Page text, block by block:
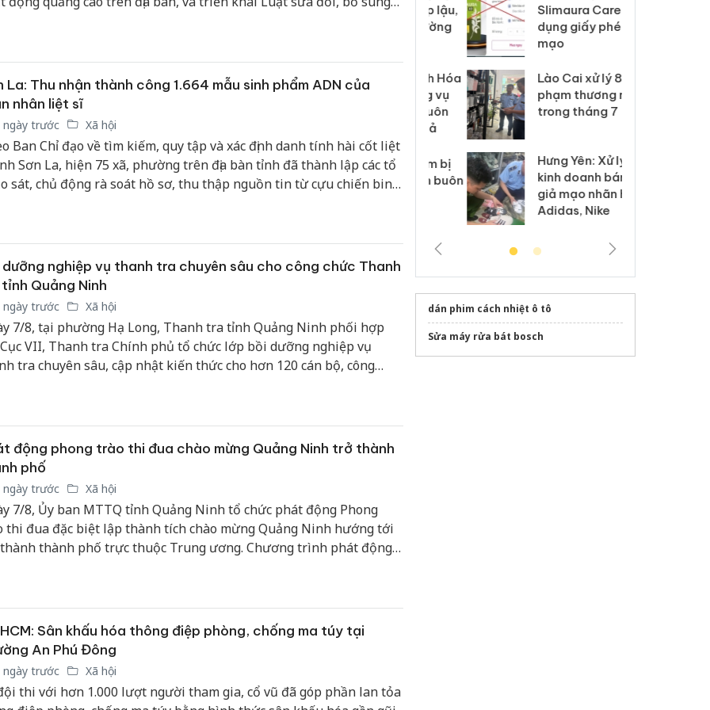
La: Thu nhận thành công 1.664 mẫu sinh phẩm ADN của
nhân liệt sĩ
ngày trước Xã hội
Ban Chỉ đạo về tìm kiếm, quy tập và xác định danh tính hài cốt liệt
Sơn La, hiện 75 xã, phường trên địa bàn tỉnh đã thành lập các tổ
sát, chủ động rà soát hồ sơ, thu thập nguồn tin từ cựu chiến binh
dưỡng nghiệp vụ thanh tra chuyên sâu cho công chức Thanh
Quảng Ninh
ngày trước Xã hội
7/8, tại phường Hạ Long, Thanh tra tỉnh Quảng Ninh phối hợp
VII, Thanh tra Chính phủ tổ chức lớp bồi dưỡng nghiệp vụ
tra chuyên sâu, cập nhật kiến thức cho hơn 120 cán bộ, công
động phong trào thi đua chào mừng Quảng Ninh trở thành
phố
ngày trước Xã hội
7/8, Ủy ban MTTQ tỉnh Quảng Ninh tổ chức phát động Phong
thi đua đặc biệt lập thành tích chào mừng Quảng Ninh hướng tới
thành phố trực thuộc Trung ương. Chương trình phát động
Sân khấu hóa thông điệp phòng, chống ma túy tại
An Phú Đông
ngày trước Xã hội
thi với hơn 1.000 lượt người tham gia, cổ vũ đã góp phần lan tỏa
sản phẩm nhập lậu,
Công an Thanh Hóa
tìm bị hại trong vụ
Thanh Hóa: Tìm bị
hại trong vụ án buôn
Slimaura Care x3 sử
dụng giấy phép giả
mạo
Lào Cai xử lý 83 vụ vi
phạm thương mại
trong tháng 7
Hưng Yên: Xử lý 6 hộ
kinh doanh bán hàng
giả mạo nhãn hiệu
Adidas, Nike
dán phim cách nhiệt ô tô
Sửa máy rửa bát bosch